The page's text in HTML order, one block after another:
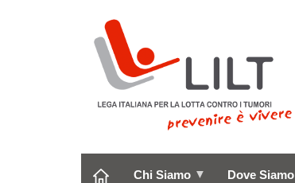
Chi Siamo Dove Siamo